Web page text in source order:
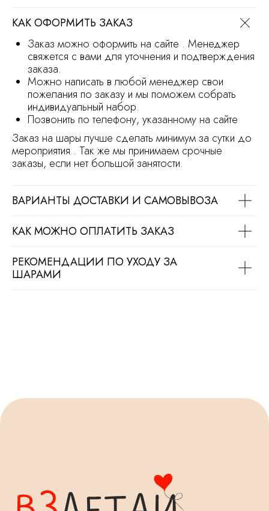
КАК ОФОРМИТЬ ЗАКАЗ
Заказ можно оформить на сайте . Менеджер
свяжется с вами для уточнения и подтверждения
заказа.
Можно написать в любой менеджер свои
пожелания по заказу и мы поможем собрать
индивидуальный набор.
Позвонить по телефону, указанному на сайте
Заказ на шары лучше сделать минимум за сутки до
мероприятия . Так же мы принимаем срочные
заказы, если нет большой занятости.
ВАРИАНТЫ ДОСТАВКИ И САМОВЫВОЗА
КАК МОЖНО ОПЛАТИТЬ ЗАКАЗ
РЕКОМЕНДАЦИИ ПО УХОДУ ЗА
ШАРАМИ